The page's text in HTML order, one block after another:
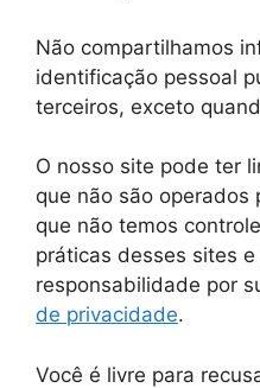
Não compartilhamos
identificação pessoal
terceiros, exceto
O nosso site pode ter
que não são operados
que não temos
práticas desses sites
responsabilidade por
de privacidade.
Você é livre para